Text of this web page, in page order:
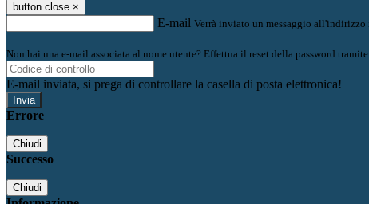
button close ×
E-mail Verrà inviato un messaggio
Non hai una e-mail associata al nome utente? Effettua il reset della password
E-mail inviata, si prega di controllare la casella di posta elettronica!
Errore
Chiudi
Successo
Chiudi